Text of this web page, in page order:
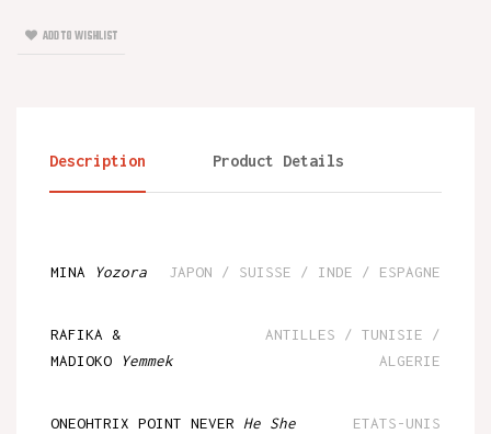
ADD TO WISHLIST
Description Product Details
MINA Yozora JAPON / SUISSE / INDE / ESPAGNE
RAFIKA &
MADIOKO
Yemmek
ANTILLES / TUNISIE /
ALGERIE
ONEOHTRIX POINT NEVER He She ETATS-UNIS